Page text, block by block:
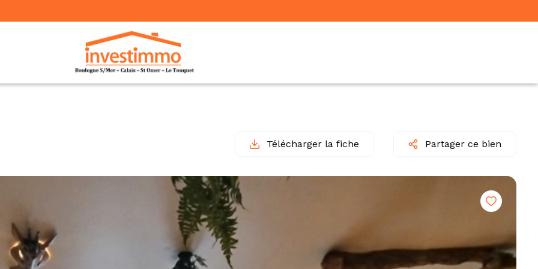
Télécharger la fiche Partager ce bien